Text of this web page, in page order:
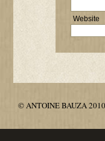
Website
© ANTOINE BAUZA